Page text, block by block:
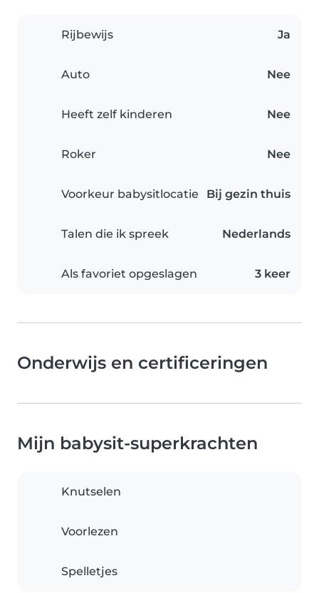
Rijbewijs Ja
Auto Nee
Heeft zelf kinderen Nee
Roker Nee
Voorkeur babysitlocatie Bij gezin thuis
Talen die ik spreek Nederlands
Als favoriet opgeslagen 3 keer
Onderwijs en certificeringen
Mijn babysit-superkrachten
Knutselen
Voorlezen
Spelletjes